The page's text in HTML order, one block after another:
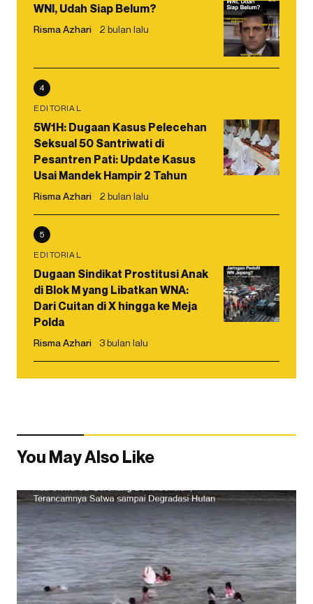
WNI, Udah Siap Belum?
Risma Azhari 2 bulan lalu
4
EDITORIAL
5W1H: Dugaan Kasus Pelecehan
Seksual 50 Santriwati di
Pesantren Pati: Update Kasus
Usai Mandek Hampir 2 Tahun
Risma Azhari 2 bulan lalu
5
EDITORIAL
Dugaan Sindikat Prostitusi Anak
di Blok M yang Libatkan WNA:
Dari Cuitan di X hingga ke Meja
Polda
Risma Azhari 3 bulan lalu
You May Also Like